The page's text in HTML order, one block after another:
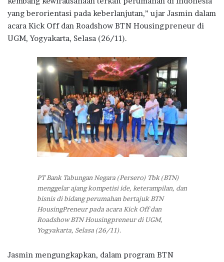
yang berorientasi pada keberlanjutan,” ujar Jasmin dalam
acara Kick Off dan Roadshow BTN Housingpreneur di
UGM, Yogyakarta, Selasa (26/11).
PT Bank Tabungan Negara (Persero) Tbk (BTN)
menggelar ajang kompetisi ide, keterampilan, dan
bisnis di bidang perumahan bertajuk BTN
HousingPreneur pada acara Kick Off dan
Roadshow BTN Housingpreneur di UGM,
Yogyakarta, Selasa (26/11).
Jasmin mengungkapkan, dalam program BTN